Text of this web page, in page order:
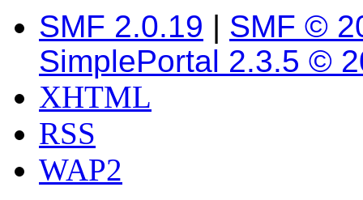
SMF 2.0.19 | SMF ©
SimplePortal 2.3.5 ©
XHTML
RSS
WAP2